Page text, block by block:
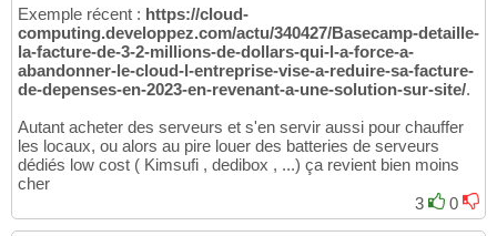
Exemple récent : https://cloud-
computing.developpez.com/actu/340427/Basecamp-detaille-
la-facture-de-3-2-millions-de-dollars-qui-l-a-force-a-
abandonner-le-cloud-l-entreprise-vise-a-reduire-sa-facture-
de-depenses-en-2023-en-revenant-a-une-solution-sur-site/.
Autant acheter des serveurs et s'en servir aussi pour chauffer
les locaux, ou alors au pire louer des batteries de serveurs
dédiés low cost ( Kimsufi , dedibox , ...) ça revient bien moins
cher
3
0